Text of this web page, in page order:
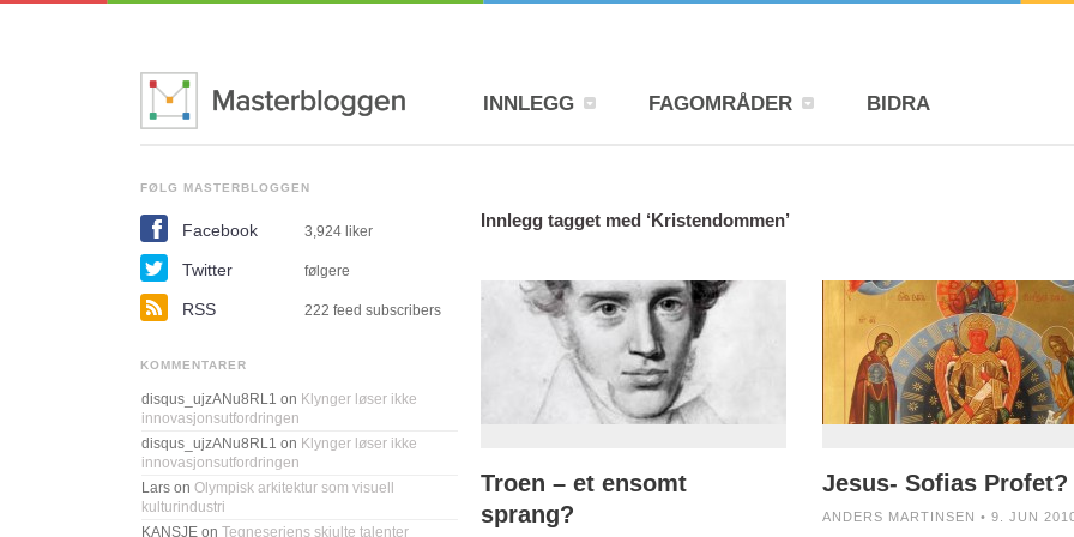
INNLEGG FAGOMRÅDER BIDRA
FØLG MASTERBLOGGEN
Facebook 3,924 liker
Twitter følgere
RSS 222 feed subscribers
KOMMENTARER
disqus_ujzANu8RL1 on Klynger løser ikke
innovasjonsutfordringen
disqus_ujzANu8RL1 on Klynger løser ikke
innovasjonsutfordringen
Lars on Olympisk arkitektur som visuell
kulturindustri
KANSJE on Tegneseriens skjulte talenter
Innlegg tagget med ‘Kristendommen’
Troen – et ensomt
sprang?
Jesus- Sofias Profet?
ANDERS MARTINSEN • 9. JUN